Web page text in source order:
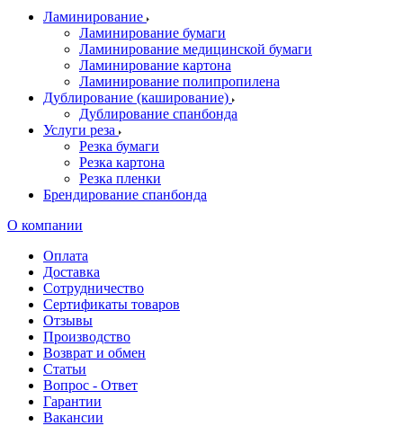
Ламинирование
Ламинирование бумаги
Ламинирование медицинской бумаги
Ламинирование картона
Ламинирование полипропилена
Дублирование (каширование)
Дублирование спанбонда
Услуги реза
Резка бумаги
Резка картона
Резка пленки
Брендирование спанбонда
О компании
Оплата
Доставка
Сотрудничество
Сертификаты товаров
Отзывы
Производство
Возврат и обмен
Статьи
Вопрос - Ответ
Гарантии
Вакансии